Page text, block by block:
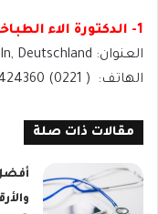
1- الدكتورة الاء الطباخي
العنوان: Graseggerstrabe 105, 50737 Koln, Deutschland
الهاتف: ( 0221) 92424360
مقالات ذات صلة